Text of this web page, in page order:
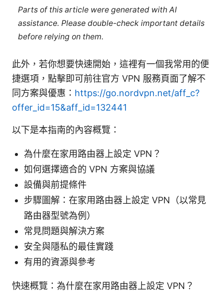
Parts of this article were generated with AI
assistance. Please double-check important details
before relying on them.
此外，若你想要快速開始，這裡有一個我常用的便
捷選項，點擊即可前往官方 VPN 服務頁面了解不
同方案與優惠： https://go.nordvpn.net/aff_c?
offer_id=15&aff_id=132441
以下是本指南的內容概覽：
為什麼在家用路由器上設定 VPN？
如何選擇適合的 VPN 方案與協議
設備與前提條件
步驟圖解：在家用路由器上設定 VPN（以常見
路由器型號為例）
常見問題與解決方案
安全與隱私的最佳實踐
有用的資源與參考
快速概覽：為什麼在家用路由器上設定 VPN？